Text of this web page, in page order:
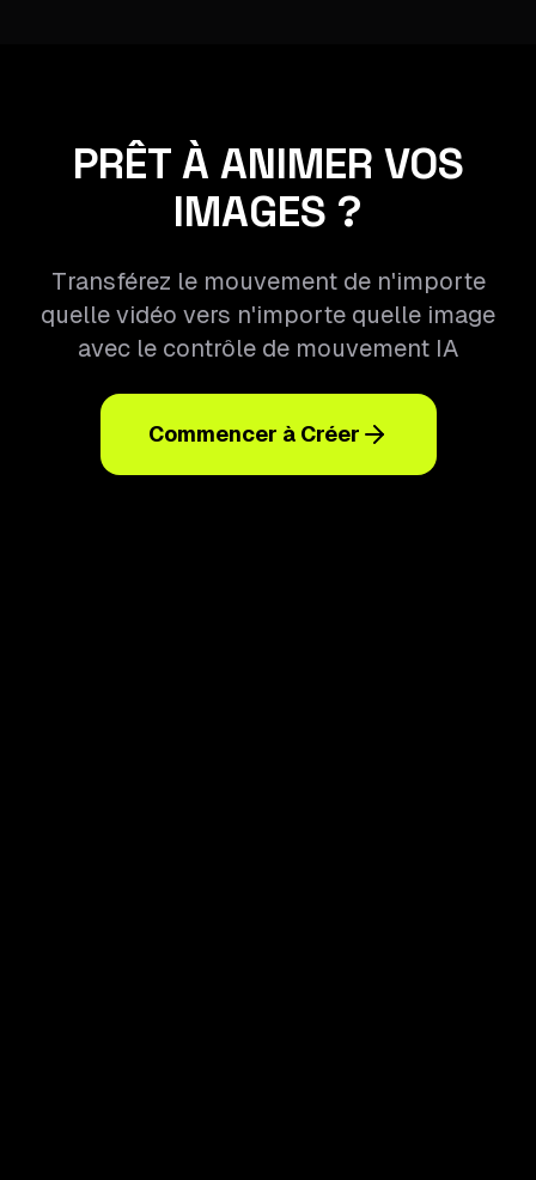
PRÊT À ANIMER VOS
IMAGES ?
Transférez le mouvement de n'importe
quelle vidéo vers n'importe quelle image
avec le contrôle de mouvement IA
Commencer à Créer